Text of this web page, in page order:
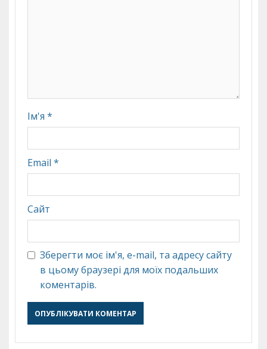
Ім'я *
Email *
Сайт
Зберегти моє ім'я, e-mail, та адресу сайту
в цьому браузері для моїх подальших
коментарів.